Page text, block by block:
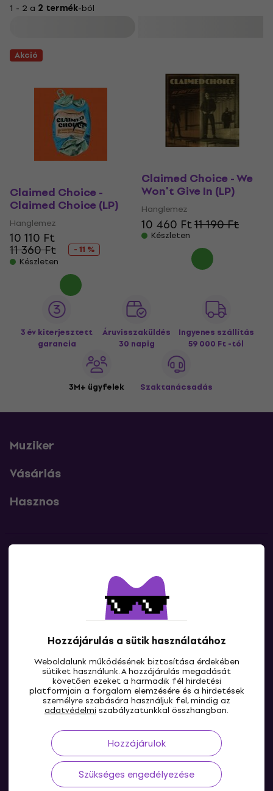
Hozzájárulás a sütik használatához
Weboldalunk működésének biztosítása érdekében
sütiket használunk. A hozzájárulás megadását
követően ezeket a harmadik fél hirdetési
platformjain a forgalom elemzésére és a hirdetések
személyre szabására használjuk fel, mindig az
adatvédelmi szabályzatunkkal összhangban.
Hozzájárulok
Szükséges engedélyezése
1 - 2 a 2 termék-ból
Akció
Claimed Choice -
Claimed Choice (LP)
Hanglemez
10 110 Ft
11 360 Ft
- 11 %
Készleten
Claimed Choice - We
Won't Give In (LP)
Hanglemez
10 460 Ft11 190 Ft
Készleten
3 év kiterjesztett
garancia
Áruvisszaküldés
30 napig
Ingyenes szállítás
59 000 Ft -tól
3M+ ügyfelek Szaktanácsadás
Muziker
Vásárlás
Hasznos
Lépj kapcsolatba velünk
HU